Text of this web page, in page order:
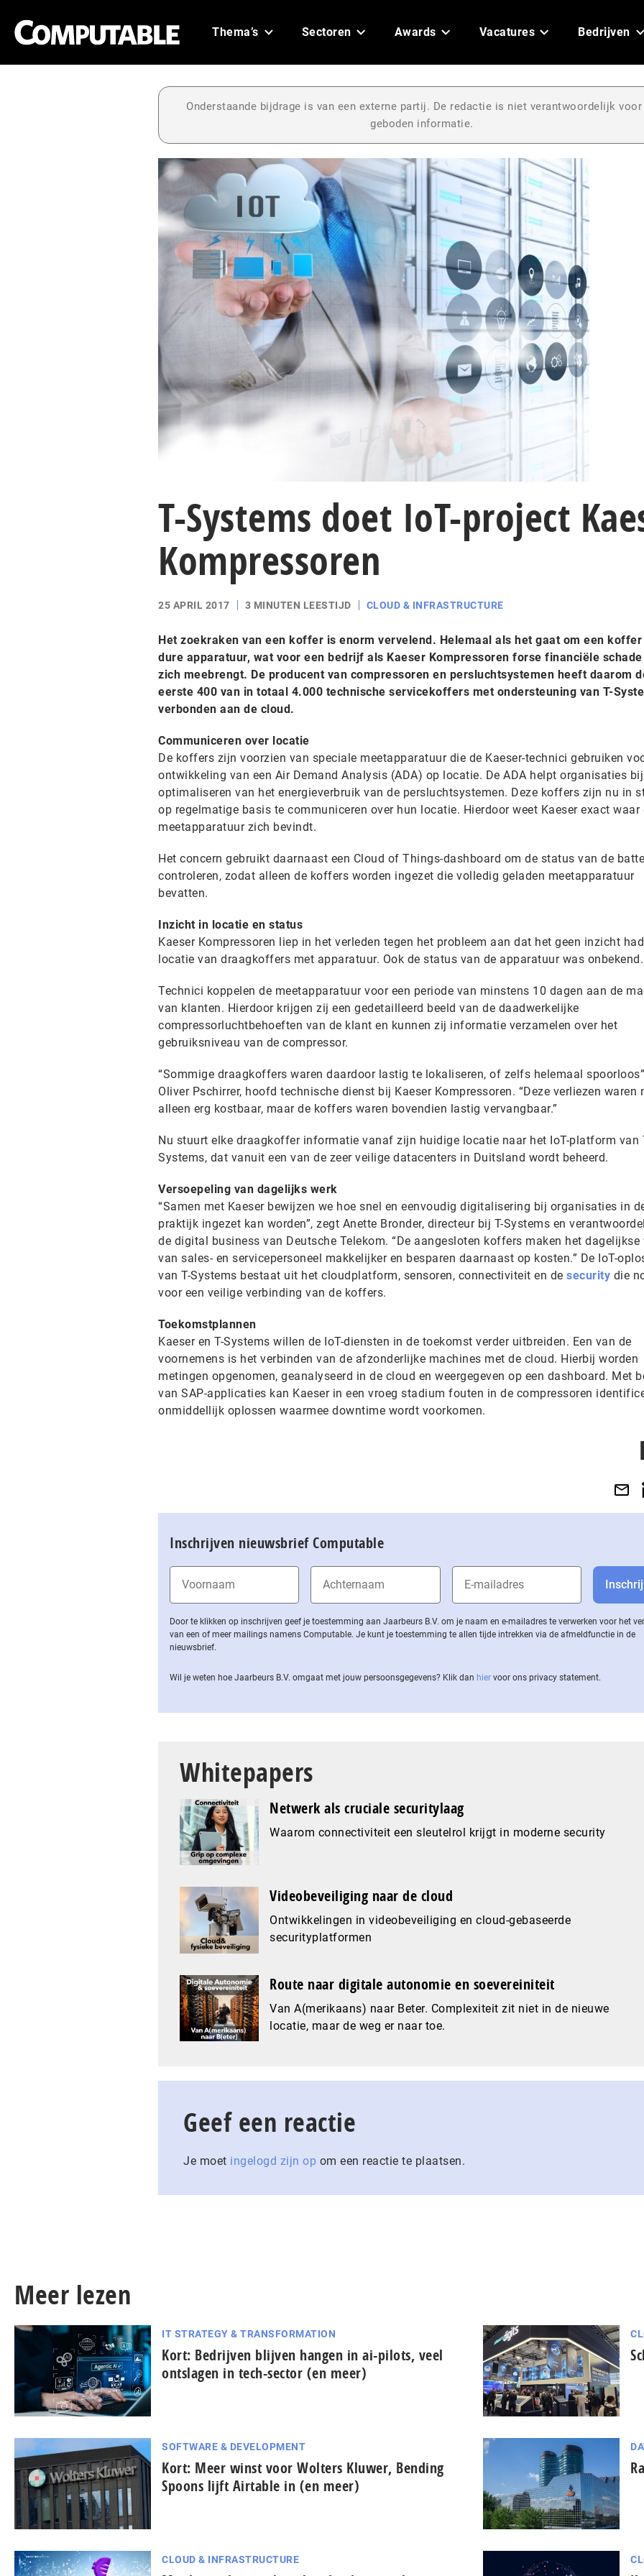
Thema’s Sectoren Awards Vacatures Bedrijven
Onderstaande bijdrage is van een externe partij. De redactie is niet verantwoordelijk voor
geboden informatie.
T-Systems doet IoT-project
Kompressoren
25 APRIL 2017 3 MINUTEN LEESTIJD CLOUD & INFRASTRUCTURE
Het zoekraken van een koffer is enorm vervelend. Helemaal als het gaat om een
dure apparatuur, wat voor een bedrijf als Kaeser Kompressoren forse financiële
zich meebrengt. De producent van compressoren en persluchtsystemen heeft daarom
eerste 400 van in totaal 4.000 technische servicekoffers met ondersteuning van T-
verbonden aan de cloud.
Communiceren over locatie
De koffers zijn voorzien van speciale meetapparatuur die de Kaeser-technici gebruiken
ontwikkeling van een Air Demand Analysis (ADA) op locatie. De ADA helpt organisaties
optimaliseren van het energieverbruik van de persluchtsystemen. Deze koffers zijn nu in
op regelmatige basis te communiceren over hun locatie. Hierdoor weet Kaeser exact waar
meetapparatuur zich bevindt.
Het concern gebruikt daarnaast een Cloud of Things-dashboard om de status van de
controleren, zodat alleen de koffers worden ingezet die volledig geladen meetapparatuur
bevatten.
Inzicht in locatie en status
Kaeser Kompressoren liep in het verleden tegen het probleem aan dat het geen inzicht
locatie van draagkoffers met apparatuur. Ook de status van de apparatuur was onbekend.
Technici koppelen de meetapparatuur voor een periode van minstens 10 dagen aan de
van klanten. Hierdoor krijgen zij een gedetailleerd beeld van de daadwerkelijke
compressorluchtbehoeften van de klant en kunnen zij informatie verzamelen over het
gebruiksniveau van de compressor.
“Sommige draagkoffers waren daardoor lastig te lokaliseren, of zelfs helemaal
Oliver Pschirrer, hoofd technische dienst bij Kaeser Kompressoren. “Deze verliezen waren
alleen erg kostbaar, maar de koffers waren bovendien lastig vervangbaar.”
Nu stuurt elke draagkoffer informatie vanaf zijn huidige locatie naar het IoT-platform van
Systems, dat vanuit een van de zeer veilige datacenters in Duitsland wordt beheerd.
Versoepeling van dagelijks werk
“Samen met Kaeser bewijzen we hoe snel en eenvoudig digitalisering bij organisaties in
praktijk ingezet kan worden”, zegt Anette Bronder, directeur bij T-Systems en
de digital business van Deutsche Telekom. “De aangesloten koffers maken het dagelijkse
van sales- en servicepersoneel makkelijker en besparen daarnaast op kosten.” De IoT-
van T-Systems bestaat uit het cloudplatform, sensoren, connectiviteit en de security die
voor een veilige verbinding van de koffers.
Toekomstplannen
Kaeser en T-Systems willen de IoT-diensten in de toekomst verder uitbreiden. Een van de
voornemens is het verbinden van de afzonderlijke machines met de cloud. Hierbij worden
metingen opgenomen, geanalyseerd in de cloud en weergegeven op een dashboard. Met
van SAP-applicaties kan Kaeser in een vroeg stadium fouten in de compressoren
onmiddellijk oplossen waarmee downtime wordt voorkomen.
Inschrijven nieuwsbrief Computable
Door te klikken op inschrijven geef je toestemming aan Jaarbeurs B.V. om je naam en e-mailadres te verwerken voor het
van een of meer mailings namens Computable. Je kunt je toestemming te allen tijde intrekken via de af­meld­func­tie in de
nieuwsbrief.
Wil je weten hoe Jaarbeurs B.V. omgaat met jouw per­soons­ge­ge­vens? Klik dan hier voor ons privacy statement.
Whitepapers
Netwerk als cruciale securitylaag
Waarom connectiviteit een sleutelrol krijgt in moderne security
Videobeveiliging naar de cloud
Ontwikkelingen in videobeveiliging en cloud-gebaseerde
securityplatformen
Route naar digitale autonomie en soevereiniteit
Van A(merikaans) naar Beter. Complexiteit zit niet in de nieuwe
locatie, maar de weg er naar toe.
Geef een reactie
Je moet ingelogd zijn op om een reactie te plaatsen.
Meer lezen
IT STRATEGY & TRANSFORMATION
Kort: Bedrijven blijven hangen in ai-pilots, veel
ontslagen in tech-sector (en meer)
SOFTWARE & DEVELOPMENT
Kort: Meer winst voor Wolters Kluwer, Bending
Spoons lijft Airtable in (en meer)
CLOUD & INFRASTRUCTURE